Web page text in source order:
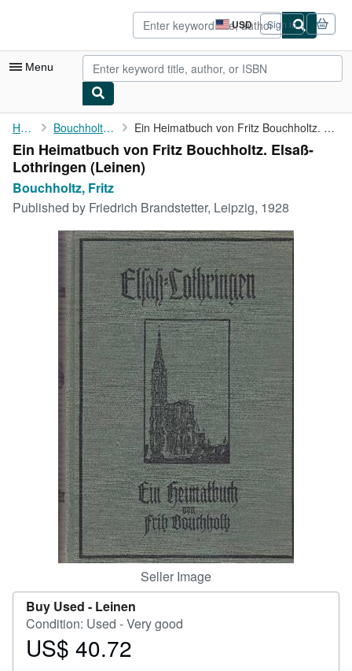
USD
Site
shopping
preferences
Sign in
Menu
My Account
My Purchases
Advanced Search
Browse Collections
Rare Books
Art & Collectibles
Textbooks
Start Selling
CLOSE
Home Bouchholtz, Fritz Ein Heimatbuch von Fritz Bouchholtz. Elsaß-Lothringen
Ein Heimatbuch von Fritz Bouchholtz. Elsaß-
Lothringen (Leinen)
Bouchholtz, Fritz
Published by Friedrich Brandstetter, Leipzig, 1928
Seller Image
Buy Used - Leinen
Condition: Used - Very good
Price
US$ 40.72